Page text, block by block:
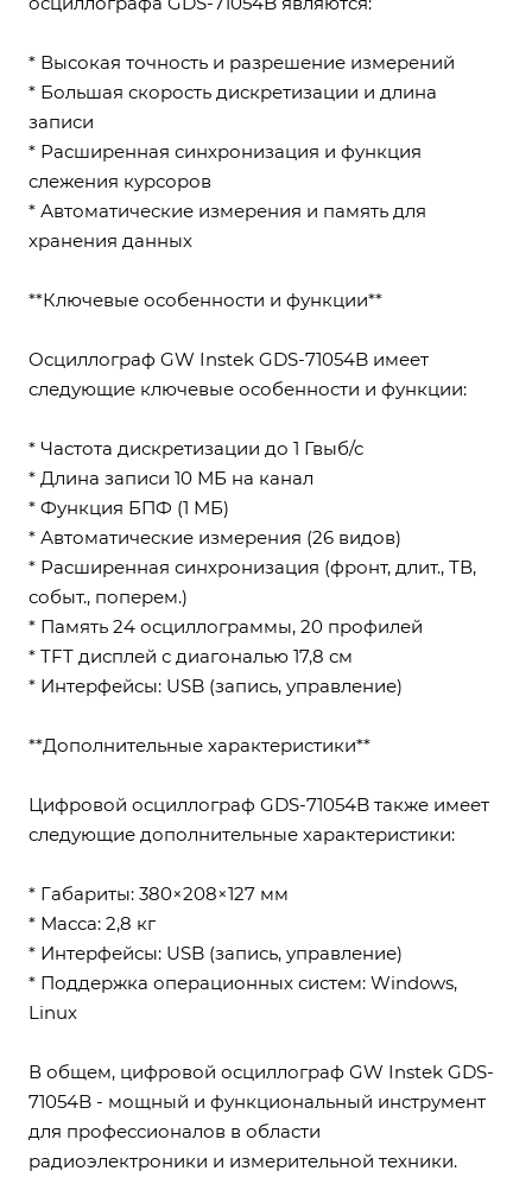
* Высокая точность и разрешение измерений
* Большая скорость дискретизации и длина
записи
* Расширенная синхронизация и функция
слежения курсоров
* Автоматические измерения и память для
хранения данных
**Ключевые особенности и функции**
Осциллограф GW Instek GDS-71054B имеет
следующие ключевые особенности и функции:
* Частота дискретизации до 1 Гвыб/с
* Длина записи 10 МБ на канал
* Функция БПФ (1 МБ)
* Автоматические измерения (26 видов)
* Расширенная синхронизация (фронт, длит., ТВ,
событ., поперем.)
* Память 24 осциллограммы, 20 профилей
* TFT дисплей с диагональю 17,8 см
* Интерфейсы: USB (запись, управление)
**Дополнительные характеристики**
Цифровой осциллограф GDS-71054B также имеет
следующие дополнительные характеристики:
* Габариты: 380×208×127 мм
* Масса: 2,8 кг
* Интерфейсы: USB (запись, управление)
* Поддержка операционных систем: Windows,
Linux
В общем, цифровой осциллограф GW Instek GDS-
71054B - мощный и функциональный инструмент
для профессионалов в области
радиоэлектроники и измерительной техники.